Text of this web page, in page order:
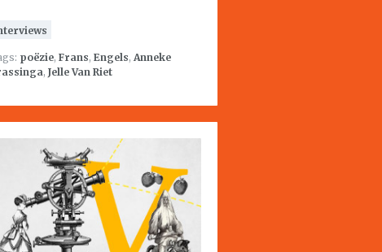
poëzie, Frans, Engels, Anneke
, Jelle Van Riet